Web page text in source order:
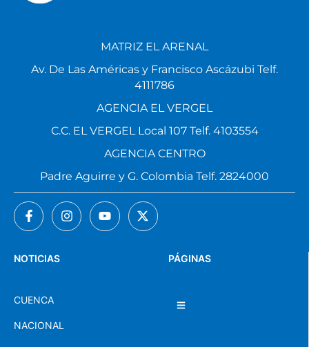
PÁGINAS
NOTICIAS
CUENCA
NACIONAL
MATRIZ EL ARENAL
Av. De Las Américas y Francisco Ascázubi Telf.
4111786
AGENCIA EL VERGEL
C.C. EL VERGEL Local 107 Telf. 4103554
AGENCIA CENTRO
Padre Aguirre y G. Colombia Telf. 2824000